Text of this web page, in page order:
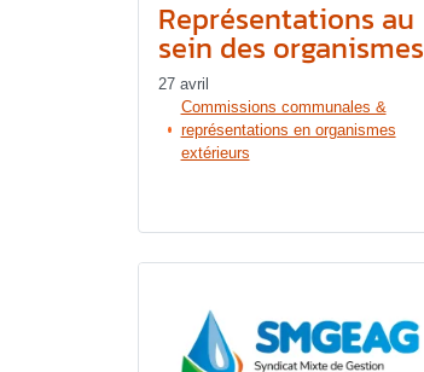
Représentations au
sein des organismes
27 avril
Commissions communales &
représentations en organismes
extérieurs